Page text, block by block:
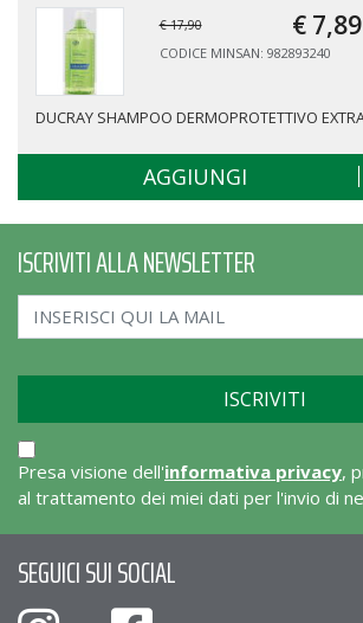
€ 17,90 € 7,89
CODICE MINSAN: 982893240
DUCRAY SHAMPOO DERMOPROTETTIVO
AGGIUNGI
ISCRIVITI ALLA NEWSLETTER
Presa visione dell'informativa privacy,
al trattamento dei miei dati per l'invio di
SEGUICI SUI SOCIAL